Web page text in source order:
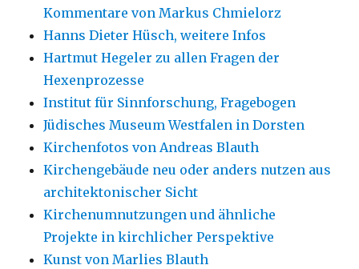
Kommentare von Markus Chmielorz
Hanns Dieter Hüsch, weitere Infos
Hartmut Hegeler zu allen Fragen der
Hexenprozesse
Institut für Sinnforschung, Fragebogen
Jüdisches Museum Westfalen in Dorsten
Kirchenfotos von Andreas Blauth
Kirchengebäude neu oder anders nutzen aus
architektonischer Sicht
Kirchenumnutzungen und ähnliche
Projekte in kirchlicher Perspektive
Kunst von Marlies Blauth